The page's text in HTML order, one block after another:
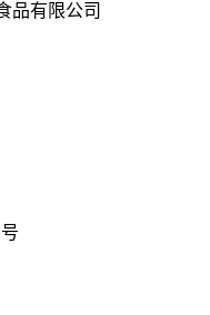
品有限公司